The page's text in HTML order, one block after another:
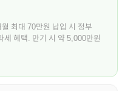
최대 70만원 납입 시 정부
혜택. 만기 시 약 5,000만원